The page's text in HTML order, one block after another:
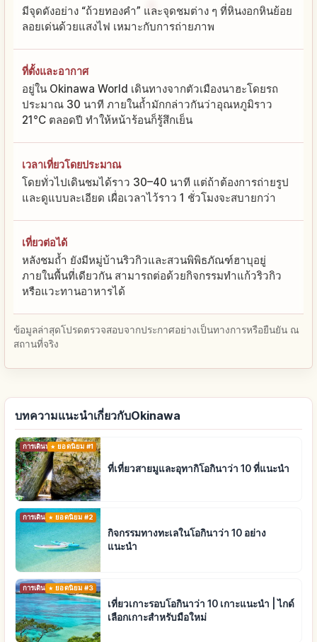
มีจุดดังอย่าง “ถ้วยทองคำ” และจุดชมต่าง ๆ ที่หินงอกหินย้อย
ลอยเด่นด้วยแสงไฟ เหมาะกับการถ่ายภาพ
ที่ตั้งและอากาศ
อยู่ใน Okinawa World เดินทางจากตัวเมืองนาฮะโดยรถ
ประมาณ 30 นาที ภายในถ้ำมักกล่าวกันว่าอุณหภูมิราว
21°C ตลอดปี ทำให้หน้าร้อนก็รู้สึกเย็น
เวลาเที่ยวโดยประมาณ
โดยทั่วไปเดินชมได้ราว 30–40 นาที แต่ถ้าต้องการถ่ายรูป
และดูแบบละเอียด เผื่อเวลาไว้ราว 1 ชั่วโมงจะสบายกว่า
เที่ยวต่อได้
หลังชมถ้ำ ยังมีหมู่บ้านริวกิวและสวนพิพิธภัณฑ์ฮาบุอยู่
ภายในพื้นที่เดียวกัน สามารถต่อด้วยกิจกรรมทำแก้วริวกิว
หรือแวะทานอาหารได้
ข้อมูลล่าสุดโปรดตรวจสอบจากประกาศอย่างเป็นทางการหรือยืนยัน ณ
สถานที่จริง
บทความแนะนำเกี่ยวกับOkinawa
การเดินทาง ยอดนิยม #1
ที่เที่ยวสายมูและอุทากิโอกินาว่า 10 ที่แนะนำ
การเดินทางยอดนิยม #2
กิจกรรมทางทะเลในโอกินาว่า 10 อย่าง
แนะนำ
การเดินทางยอดนิยม #3
เที่ยวเกาะรอบโอกินาว่า 10 เกาะแนะนำ | ไกด์
เลือกเกาะสำหรับมือใหม่